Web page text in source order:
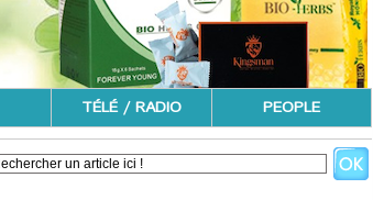
TÉLÉ / RADIO PEOPLE